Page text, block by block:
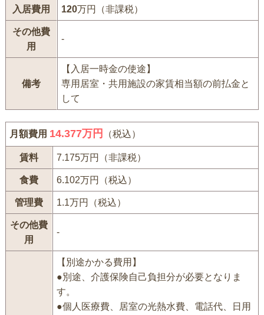
入居費用 120万円（非課税）
その他費
用
-
備考
【入居一時金の使途】
専用居室・共用施設の家賃相当額の前払金と
して
月額費用 14.377万円 （税込）
賃料 7.175万円（非課税）
食費 6.102万円（税込）
管理費 1.1万円（税込）
その他費
用
-
【別途かかる費用】
●別途、介護保険自己負担分が必要となりま
す。
●個人医療費、居室の光熱水費、電話代、日用